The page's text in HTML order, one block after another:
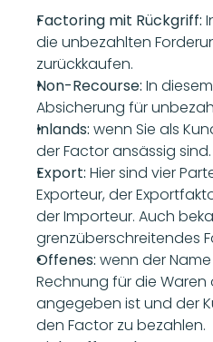
Factoring mit Rückgriff:
die unbezahlten
zurückkaufen.
Non-Recourse: In
Absicherung für
Inlands: wenn Sie als
der Factor ansässig sind.
Export: Hier sind vier
Exporteur, der
der Importeur. Auch
grenzüberschreitendes
Offenes: wenn der
Rechnung für die
angegeben ist und der
den Factor zu bezahlen.